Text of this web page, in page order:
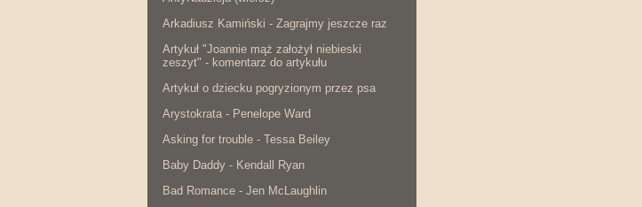
Arkadiusz Kamiński - Zagrajmy jeszcze raz
Artykuł "Joannie mąż założył niebieski
zeszyt" - komentarz do artykułu
Artykuł o dziecku pogryzionym przez psa
Arystokrata - Penelope Ward
Asking for trouble - Tessa Beiley
Baby Daddy - Kendall Ryan
Bad Romance - Jen McLaughlin